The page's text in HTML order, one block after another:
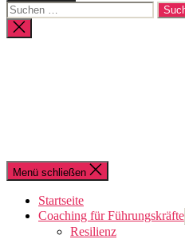
Suchen
nach:
Suche
schließen
Menü schließen
Startseite
Coaching für Führungskräfte
Resilienz